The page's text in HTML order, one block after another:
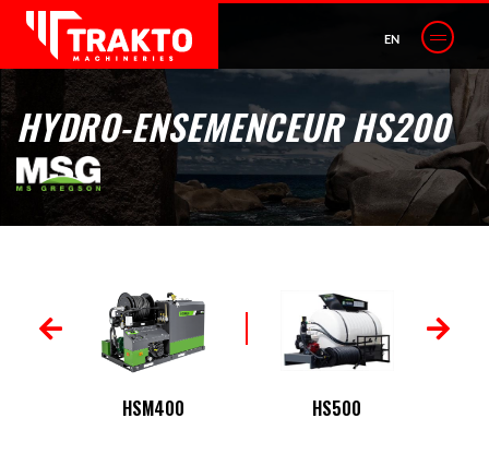
EN
HYDRO-ENSEMENCEUR HS200
HSM400 HS500